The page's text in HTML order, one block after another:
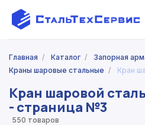
Главная / Каталог / Запорная
Краны шаровые стальные / Кран
Кран шаровой
- страница №3
550 товаров